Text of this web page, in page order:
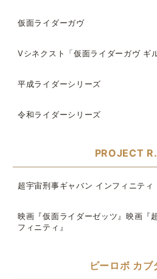
仮面ライダーガヴ
Vシネクスト「仮面ライダーガヴ ギ
平成ライダーシリーズ
令和ライダーシリーズ
PROJECT
超宇宙刑事ギャバン インフィニティ
映画『仮面ライダーゼッツ』映画『
フィニティ』
ビーロボ カブ